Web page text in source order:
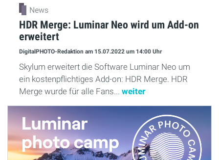
News
HDR Merge: Luminar Neo wird um Add-on
erweitert
DigitalPHOTO-Redaktion am 15.07.2022 um 14:00 Uhr
Skylum erweitert die Software Luminar Neo um
ein kostenpflichtiges Add-on: HDR Merge. HDR
Merge wurde für alle Fans... weiter